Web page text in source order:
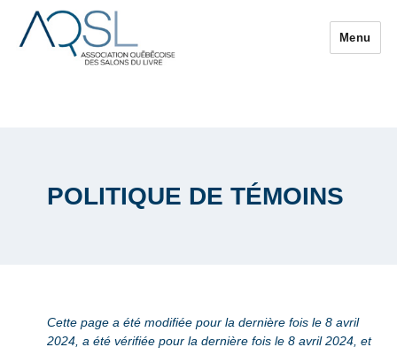
Menu
POLITIQUE DE TÉMOINS
Cette page a été modifiée pour la dernière fois le 8 avril
2024, a été vérifiée pour la dernière fois le 8 avril 2024, et